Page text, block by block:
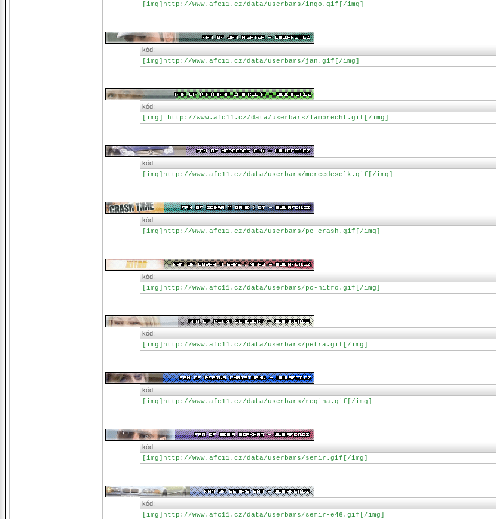
[img]http://www.afc11.cz/data/userbars/ingo.gif[/img]
kód:
[img]http://www.afc11.cz/data/userbars/jan.gif[/img]
kód:
[img] http://www.afc11.cz/data/userbars/lamprecht.gif[/img]
kód:
[img]http://www.afc11.cz/data/userbars/mercedesclk.gif[/img]
kód:
[img]http://www.afc11.cz/data/userbars/pc-crash.gif[/img]
kód:
[img]http://www.afc11.cz/data/userbars/pc-nitro.gif[/img]
kód:
[img]http://www.afc11.cz/data/userbars/petra.gif[/img]
kód:
[img]http://www.afc11.cz/data/userbars/regina.gif[/img]
kód:
[img]http://www.afc11.cz/data/userbars/semir.gif[/img]
kód:
[img]http://www.afc11.cz/data/userbars/semir-e46.gif[/img]